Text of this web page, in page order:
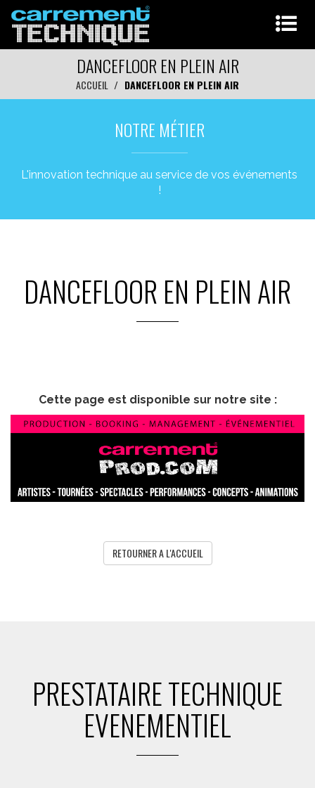
DANCEFLOOR EN PLEIN AIR
ACCUEIL DANCEFLOOR EN PLEIN AIR
NOTRE MÉTIER
L'innovation technique au service de vos événements
!
DANCEFLOOR EN PLEIN AIR
Cette page est disponible sur notre site :
RETOURNER A L'ACCUEIL
PRESTATAIRE TECHNIQUE
EVENEMENTIEL